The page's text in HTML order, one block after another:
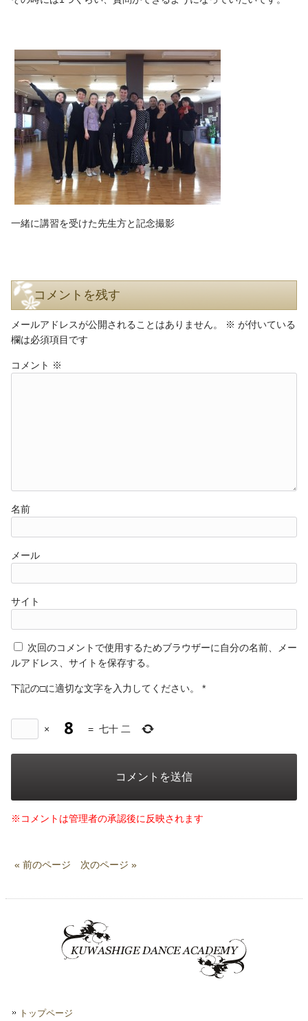
一緒に講習を受けた先生方と記念撮影
コメントを残す
メールアドレスが公開されることはありません。 ※ が付いている
欄は必須項目です
コメント ※
名前
メール
サイト
次回のコメントで使用するためブラウザーに自分の名前、メー
ルアドレス、サイトを保存する。
下記の□に適切な文字を入力してください。 *
× = 七十 二
※コメントは管理者の承認後に反映されます
« 前のページ 次のページ »
トップページ